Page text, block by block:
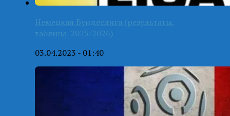
Немецкая Бундеслига (результаты,
таблица-2025/2026)
03.04.2023 - 01:40